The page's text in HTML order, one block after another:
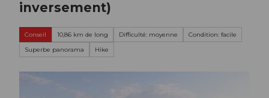
inversement)
Conseil 10,86 km de long Difficulté: moyenne
Condition: facile
Superbe panorama
Hike